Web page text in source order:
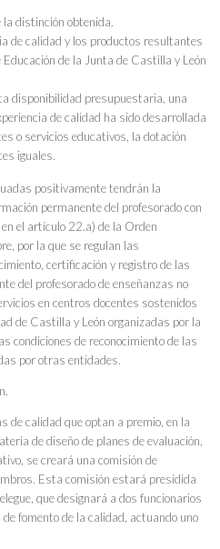
distinción obtenida.
de calidad y los productos resultantes
de la Junta de Castilla y León
disponibilidad presupuestaria, una
de calidad ha sido desarrollada
o servicios educativos, la dotación
iguales.
positivamente tendrán la
permanente del profesorado con
el artículo 22.a) de la Orden
por la que se regulan las
certificación y registro de las
del profesorado de enseñanzas no
en centros docentes sostenidos
de Castilla y León organizadas por la
condiciones de reconocimiento de las
por otras entidades.
de calidad que optan a premio, en la
de diseño de planes de evaluación,
se creará una comisión de
Esta comisión estará presidida
que designará a dos funcionarios
fomento de la calidad, actuando uno